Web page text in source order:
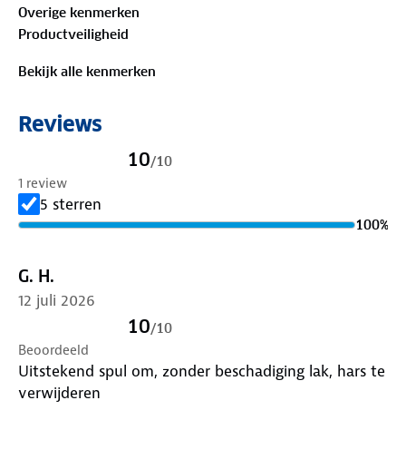
Overige kenmerken
Productveiligheid
Bekijk alle kenmerken
Reviews
10/10
1 review
5 sterren
100%
G. H.
12 juli 2026
10/10
Beoordeeld
Uitstekend spul om, zonder beschadiging lak, hars te
verwijderen